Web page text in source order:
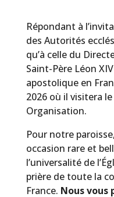
Répondant à
des Autorités
qu’à celle du
Saint-Père Léon
apostolique en
2026 où il visitera
Organisation.
Pour notre
occasion rare et
l’universalité de
prière de toute la
France. Nous vous